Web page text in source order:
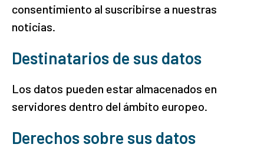
consentimiento al suscribirse a nuestras
noticias.
Destinatarios de sus datos
Los datos pueden estar almacenados en
servidores dentro del ámbito europeo.
Derechos sobre sus datos